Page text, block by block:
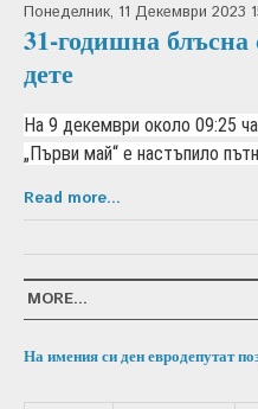
Понеделник, 11 Декември 2023
31-годишна
дете
На 9 декември около 09:25
„Първи май“ е настъпило
Read more...
MORE...
На имения си ден евродепутат